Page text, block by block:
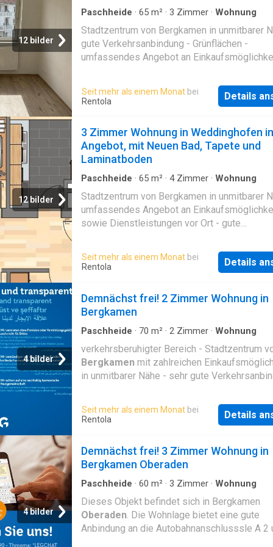
12 bilder
Paschheide · 65 m² · 3 Zimmer · Wohnung
Stadtzentrum von Bergkamen in unmitbarer
gute Verkehrsanbindung - Grünflächen -
umfassendes Angebot an
Seit mehr als einem Monat bei
Rentola
Details
12 bilder
3 Zimmer Wohnung in Weddinghofen
Angebot, mit Neuen Bad, Tapete und
Laminatboden
Paschheide · 65 m² · 4Zimmer · Wohnung
Stadtzentrum von Bergkamen in unmitbarer
umfassendes Angebot an
sowie Dienstleistungen vor Ort - gute
Seit mehr als einem Monat bei
Rentola
Details
4 bilder
Demnächst frei! 2 Zimmer Wohnung in
Bergkamen
Paschheide · 70 m² · 2 Zimmer · Wohnung
verkehrsberuhigter Bereich - Stadtzentrum
Bergkamen mit zahlreichen
in unmitbarer Nähe - sehr gute
Seit mehr als einem Monat bei
Rentola
Details
4 bilder
Demnächst frei! 3 Zimmer Wohnung in
Bergkamen Oberaden
Paschheide · 60 m² · 3 Zimmer · Wohnung
Dieses Objekt befindet sich in Bergkamen
Oberaden . Die Wohnlage bietet eine gute
Anbindung an die Autobahnanschlusssle A 2